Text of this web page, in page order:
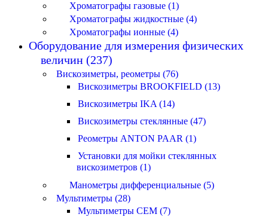
Хроматографы газовые (1)
Хроматографы жидкостные (4)
Хроматографы ионные (4)
Оборудование для измерения физических
величин (237)
Вискозиметры, реометры (76)
Вискозиметры BROOKFIELD (13)
Вискозиметры IKA (14)
Вискозиметры стеклянные (47)
Реометры ANTON PAAR (1)
Установки для мойки стеклянных
вискозиметров (1)
Манометры дифференциальные (5)
Мультиметры (28)
Мультиметры CEM (7)